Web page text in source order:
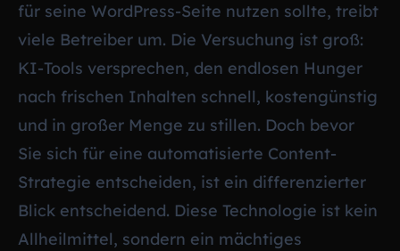
für seine WordPress-Seite nutzen sollte, treibt
viele Betreiber um. Die Versuchung ist groß:
KI-Tools versprechen, den endlosen Hunger
nach frischen Inhalten schnell, kostengünstig
und in großer Menge zu stillen. Doch bevor
Sie sich für eine automatisierte Content-
Strategie entscheiden, ist ein differenzierter
Blick entscheidend. Diese Technologie ist kein
Allheilmittel, sondern ein mächtiges